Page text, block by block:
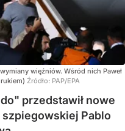
więźniów. Wśród nich Paweł
Źródło: PAP/EPA
przedstawił nowe
Pablo